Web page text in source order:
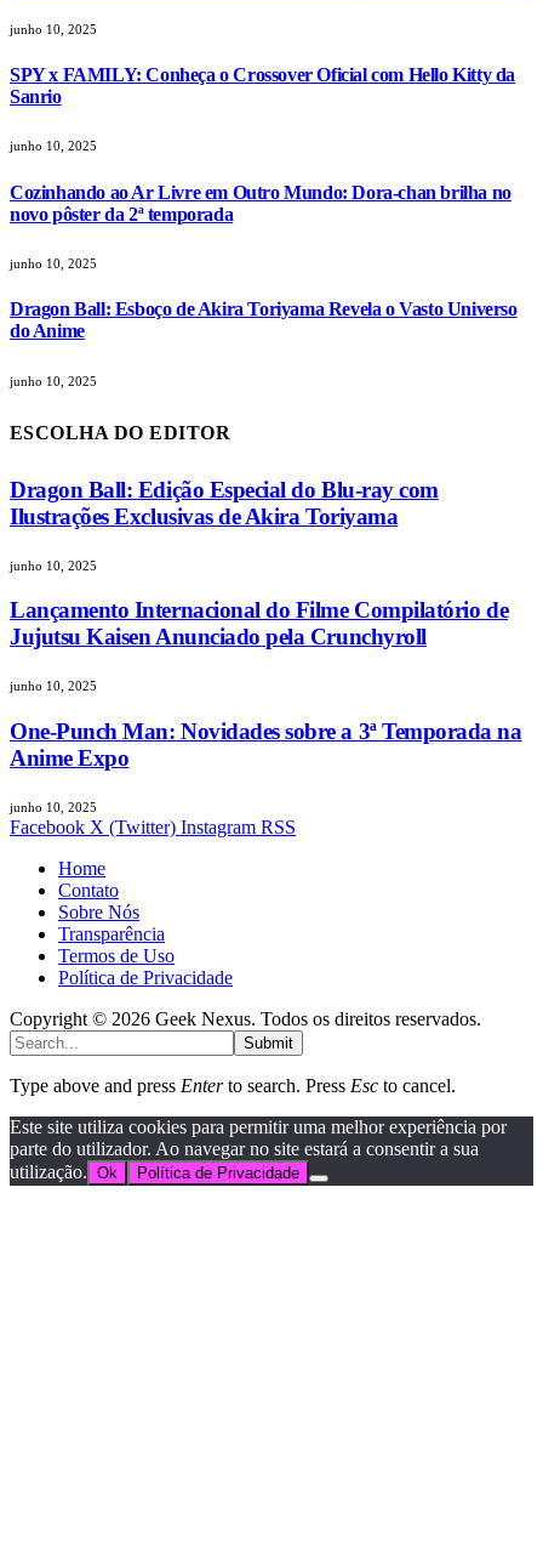
junho 10, 2025
SPY x FAMILY: Conheça o Crossover Oficial com Hello Kitty da
Sanrio
junho 10, 2025
Cozinhando ao Ar Livre em Outro Mundo: Dora-chan brilha no
novo pôster da 2ª temporada
junho 10, 2025
Dragon Ball: Esboço de Akira Toriyama Revela o Vasto Universo
do Anime
junho 10, 2025
ESCOLHA DO EDITOR
Dragon Ball: Edição Especial do Blu-ray com
Ilustrações Exclusivas de Akira Toriyama
junho 10, 2025
Lançamento Internacional do Filme Compilatório de
Jujutsu Kaisen Anunciado pela Crunchyroll
junho 10, 2025
One-Punch Man: Novidades sobre a 3ª Temporada na
Anime Expo
junho 10, 2025
Facebook X (Twitter) Instagram RSS
Home
Contato
Sobre Nós
Transparência
Termos de Uso
Política de Privacidade
Copyright © 2026 Geek Nexus. Todos os direitos reservados.
Submit
Type above and press Enterto search. Press Esc to cancel.
Este site utiliza cookies para permitir uma melhor experiência por
parte do utilizador. Ao navegar no site estará a consentir a sua
utilização. Ok Política de Privacidade